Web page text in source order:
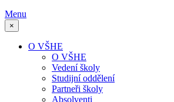
Menu
×
O VŠHE
O VŠHE
Vedení školy
Studijní oddělení
Partneři školy
Absolventi